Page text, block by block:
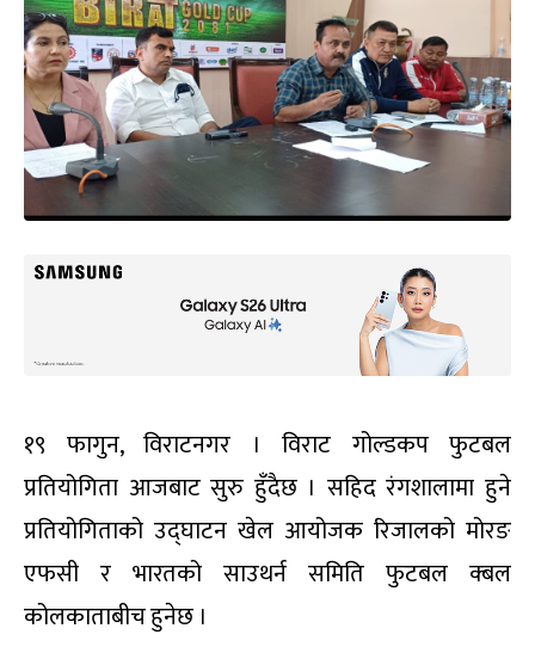
१९ फागुन, विराटनगर । विराट गोल्डकप फुटबल
प्रतियोगिता आजबाट सुरु हुँदैछ । सहिद रंगशालामा हुने
प्रतियोगिताको उद्घाटन खेल आयोजक रिजालको मोरङ
एफसी र भारतको साउथर्न समिति फुटबल क्बल
कोलकाताबीच हुनेछ ।